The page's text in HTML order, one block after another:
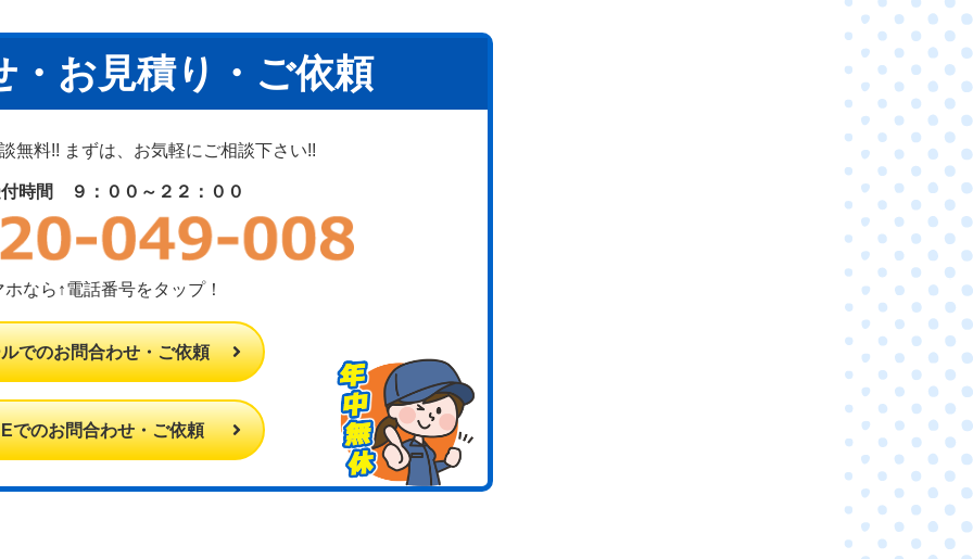
・お見積り・ご依頼
無料!! まずは、お気軽にご相談下さい!!
時間 ９：００～２２：００
ホなら↑電話番号をタップ！
でのお問合わせ・ご依頼
でのお問合わせ・ご依頼